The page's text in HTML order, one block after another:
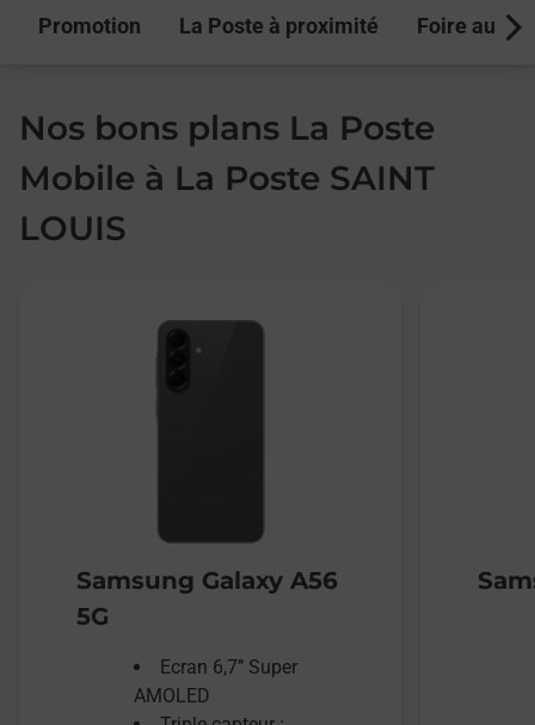
Promotion La Poste à proximité Foire aux
Nos bons plans La Poste
Mobile à La Poste SAINT
LOUIS
Samsung Galaxy A56
5G
Ecran 6,7’’ Super
AMOLED